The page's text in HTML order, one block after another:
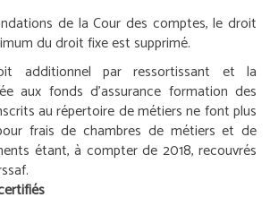
de la Cour des comptes, le droit
du droit fixe est supprimé.
additionnel par ressortissant et la
aux fonds d’assurance formation des
au répertoire de métiers ne font plus
frais de chambres de métiers et de
étant, à compter de 2018, recouvrés